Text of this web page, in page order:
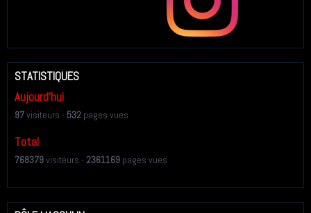
STATISTIQUES
Aujourd'hui
97visiteurs -532 pages vues
Total
768379visiteurs -2361169 pages vues